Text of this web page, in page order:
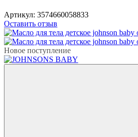
Артикул: 3574660058833
Оставить отзыв
Новое поступление